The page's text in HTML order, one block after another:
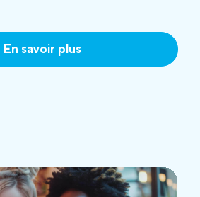
En savoir plus